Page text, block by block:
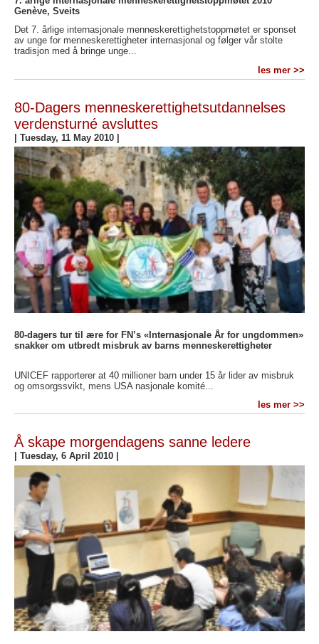
Genève, Sveits
Det 7. årlige internasjonale menneskerettighetstoppmøtet er sponset
av unge for menneskerettigheter internasjonal og følger vår stolte
tradisjon med å bringe unge...
les mer >>
80-Dagers menneskerettighetsutdannelses
verdensturné avsluttes
Tuesday, 11 May 2010
80-dagers tur til ære for FN’s «Internasjonale År for ungdommen»
snakker om utbredt misbruk av barns menneskerettigheter
UNICEF rapporterer at 40 millioner barn under 15 år lider av misbruk
og omsorgssvikt, mens USA nasjonale komité...
les mer >>
Å skape morgendagens sanne ledere
Tuesday, 6 April 2010